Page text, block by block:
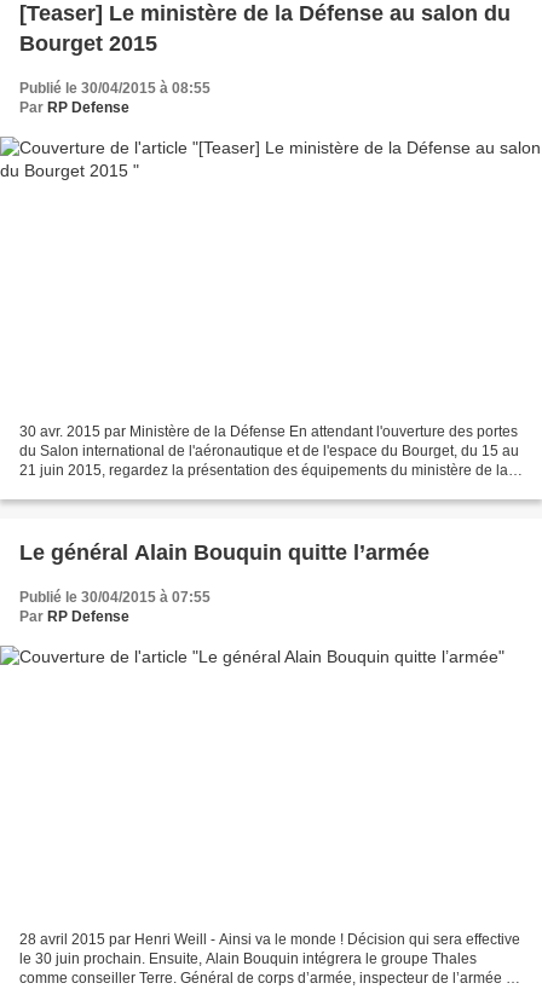
[Teaser] Le ministère de la Défense au salon du
Bourget 2015
Publié le 30/04/2015 à 08:55
Par RP Defense
30 avr. 2015 par Ministère de la Défense En attendant l'ouverture des portes
du Salon international de l'aéronautique et de l'espace du Bourget, du 15 au
21 juin 2015, regardez la présentation des équipements du ministère de la
Le général Alain Bouquin quitte l’armée
Publié le 30/04/2015 à 07:55
Par RP Defense
28 avril 2015 par Henri Weill - Ainsi va le monde ! Décision qui sera effective
le 30 juin prochain. Ensuite, Alain Bouquin intégrera le groupe Thales
comme conseiller Terre. Général de corps d’armée, inspecteur de l’armée de